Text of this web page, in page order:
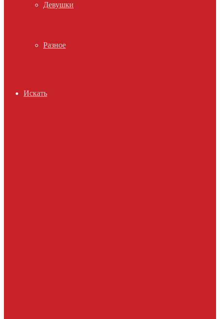
Девушки
Разное
Искать